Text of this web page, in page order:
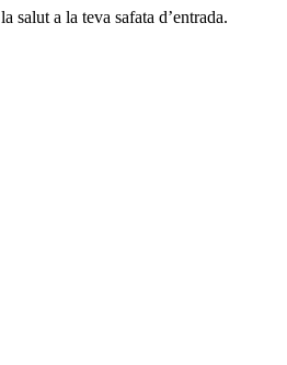
salut a la teva safata d’entrada.